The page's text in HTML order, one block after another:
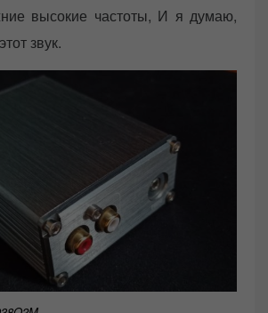
высокие частоты, И я думаю,
звук.